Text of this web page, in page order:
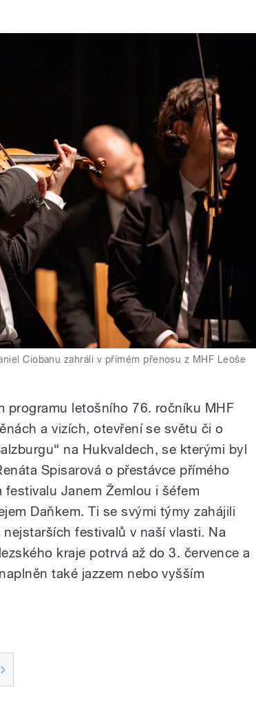
Ciobanu zahráli v přímém přenosu z MHF Leoše
programu letošního 76. ročníku MHF
a vizích, otevření se světu či o
na Hukvaldech, se kterými byl
Spisarová o přestávce přímého
Janem Žemlou i šéfem
Daňkem. Ti se svými týmy zahájili
festivalů v naší vlasti. Na
kraje potrvá až do 3. července a
také jazzem nebo vyšším